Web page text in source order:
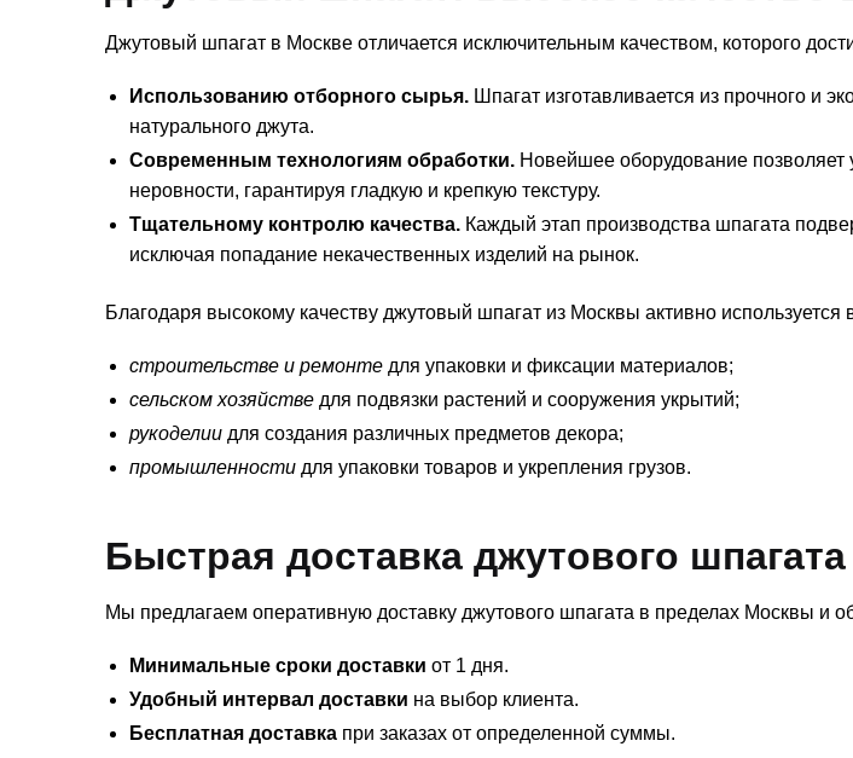
Джутовый шпагат в Москве отличается исключительным качеством, которого
Использованию отборного сырья. Шпагат изготавливается из прочного и
натурального джута.
Современным технологиям обработки. Новейшее оборудование позволяет
неровности, гарантируя гладкую и крепкую текстуру.
Тщательному контролю качества. Каждый этап производства шпагата
исключая попадание некачественных изделий на рынок.
Благодаря высокому качеству джутовый шпагат из Москвы активно используется
строительстве и ремонте для упаковки и фиксации материалов;
сельском хозяйстве для подвязки растений и сооружения укрытий;
рукоделии для создания различных предметов декора;
промышленности для упаковки товаров и укрепления грузов.
Быстрая доставка джутового
Мы предлагаем оперативную доставку джутового шпагата в пределах Москвы и
Минимальные сроки доставки от 1 дня.
Удобный интервал доставки на выбор клиента.
Бесплатная доставка при заказах от определенной суммы.